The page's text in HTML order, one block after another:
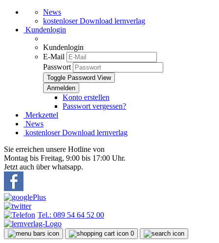
News
kostenloser Download lernverlag
Kundenlogin
Kundenlogin
E-Mail
Passwort
Toggle Password View
Konto erstellen
Passwort vergessen?
Merkzettel
News
kostenloser Download lernverlag
Sie erreichen unsere Hotline von
Montag bis Freitag, 9:00 bis 17:00 Uhr.
Jetzt auch über whatsapp.
Tel.: 089 54 64 52 00
0